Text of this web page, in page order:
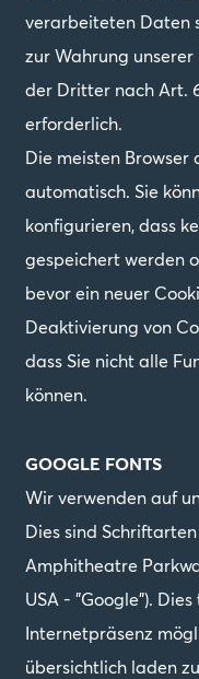
verarbeiteten Daten
zur Wahrung
der Dritter nach Art. 6
erforderlich.
Die meisten Browser
automatisch. Sie
konfigurieren, dass
gespeichert werden
bevor ein neuer
Deaktivierung von
dass Sie nicht alle
können.
GOOGLE FONTS
Wir verwenden auf
Dies sind
Amphitheatre
USA - "Google").
Internetpräsenz
übersichtlich laden